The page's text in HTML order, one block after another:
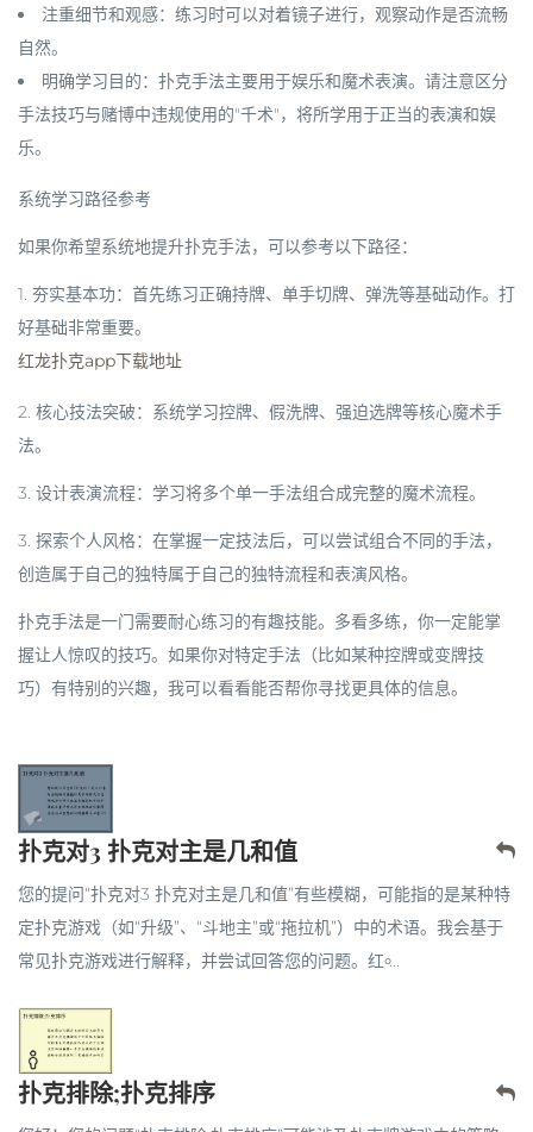
注重细节和观感：练习时可以对着镜子进行，观察动作是否流畅
自然。
明确学习目的：扑克手法主要用于娱乐和魔术表演。请注意区分
手法技巧与赌博中违规使用的"千术"，将所学用于正当的表演和娱
乐。
系统学习路径参考
如果你希望系统地提升扑克手法，可以参考以下路径：
1. 夯实基本功：首先练习正确持牌、单手切牌、弹洗等基础动作。打
好基础非常重要。
红龙扑克app下载地址
2. 核心技法突破：系统学习控牌、假洗牌、强迫选牌等核心魔术手
法。
3. 设计表演流程：学习将多个单一手法组合成完整的魔术流程。
3. 探索个人风格：在掌握一定技法后，可以尝试组合不同的手法，
创造属于自己的独特属于自己的独特流程和表演风格。
扑克手法是一门需要耐心练习的有趣技能。多看多练，你一定能掌
握让人惊叹的技巧。如果你对特定手法（比如某种控牌或变牌技
巧）有特别的兴趣，我可以看看能否帮你寻找更具体的信息。
扑克对3 扑克对主是几和值
您的提问“扑克对3 扑克对主是几和值”有些模糊，可能指的是某种特
定扑克游戏（如“升级”、“斗地主”或“拖拉机”）中的术语。我会基于
常见扑克游戏进行解释，并尝试回答您的问题。红৹...
扑克排除;扑克排序